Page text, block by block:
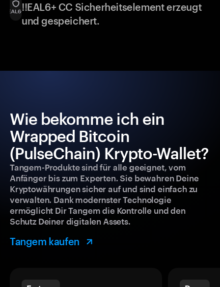
!!EAL6+ CC Sicherheitselement erzeugt
und gespeichert.
Wie bekomme ich ein
Wrapped Bitcoin
(PulseChain) Krypto-Wallet?
Tangem-Produkte sind für alle geeignet, vom
Anfänger bis zum Experten. Sie bewahren Deine
Kryptowährungen sicher auf und sind einfach zu
verwalten. Dank modernster Technologie
ermöglicht Dir Tangem die Kontrolle und den
Schutz Deiner digitalen Assets.
Tangem kaufen